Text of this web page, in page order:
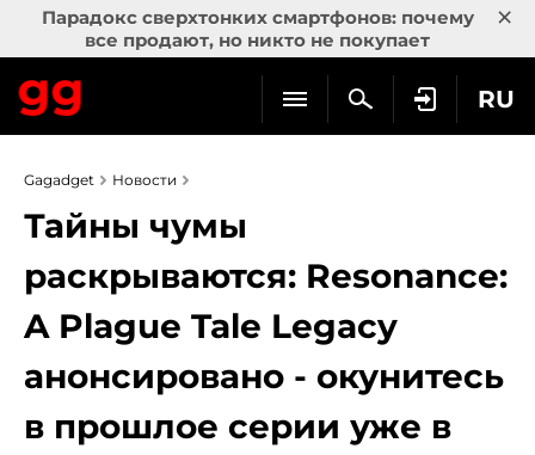
Парадокс сверхтонких смартфонов: почему
все продают, но никто не покупает
×
RU
Gagadget Новости
Тайны чумы
раскрываются: Resonance:
A Plague Tale Legacy
анонсировано - окунитесь
в прошлое серии уже в